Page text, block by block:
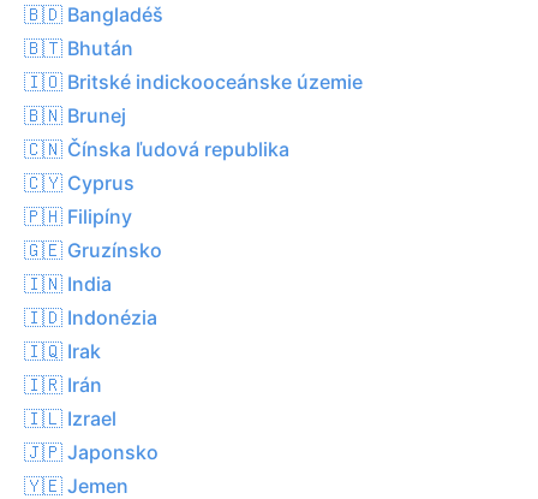
🇧🇩 Bangladéš
🇧🇹 Bhután
🇮🇴 Britské indickooceánske územie
🇧🇳 Brunej
🇨🇳 Čínska ľudová republika
🇨🇾 Cyprus
🇵🇭 Filipíny
🇬🇪 Gruzínsko
🇮🇳 India
🇮🇩 Indonézia
🇮🇶 Irak
🇮🇷 Irán
🇮🇱 Izrael
🇯🇵 Japonsko
🇾🇪 Jemen